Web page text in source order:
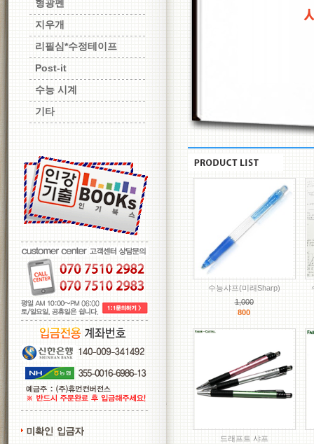
형광펜
지우개
리필심*수정테이프
Post-it
수능 시계
기타
수능샤프(미래Sharp)
1,000
800
드래프트 샤프